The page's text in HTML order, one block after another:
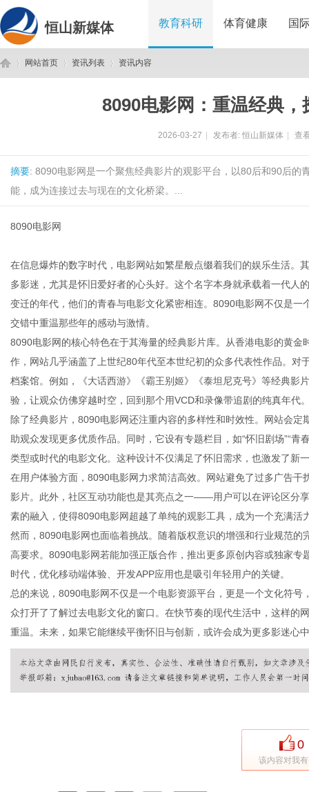
恒山新媒体 教育科研 体育健康 国
网站首页 资讯列表 资讯内容
8090电影网：重温经典
2026-03-27 发布者: 恒山新媒体 查
摘要: 8090电影网是一个聚焦经典影片的观影平台，以80后和90后
能，成为连接过去与现在的文化桥梁。...
8090电影网
在信息爆炸的数字时代，电影网站如繁星般点缀着我们的娱乐生活。
多影迷，尤其是怀旧爱好者的心头好。这个名字本身就承载着一代
变迁的年代，他们的青春与电影文化紧密相连。8090电影网不仅是
交错中重温那些年的感动与激情。
8090电影网的核心特色在于其海量的经典影片库。从香港电影的黄
作，网站几乎涵盖了上世纪80年代至本世纪初的众多代表性作品。
档案馆。例如，《大话西游》《霸王别姬》《泰坦尼克号》等经典影
验，让观众仿佛穿越时空，回到那个用VCD和录像带追剧的纯真年代
除了经典影片，8090电影网还注重内容的多样性和时效性。网站会
助观众发现更多优质作品。同时，它设有专题栏目，如“怀旧剧场”“
类型或时代的电影文化。这种设计不仅满足了怀旧需求，也激发了新
在用户体验方面，8090电影网力求简洁高效。网站避免了过多广告
影片。此外，社区互动功能也是其亮点之一——用户可以在评论区分
素的融入，使得8090电影网超越了单纯的观影工具，成为一个充满
然而，8090电影网也面临着挑战。随着版权意识的增强和行业规范
高要求。8090电影网若能加强正版合作，推出更多原创内容或独家
时代，优化移动端体验、开发APP应用也是吸引年轻用户的关键。
总的来说，8090电影网不仅是一个电影资源平台，更是一个文化符
众打开了了解过去电影文化的窗口。在快节奏的现代生活中，这样的
重温。未来，如果它能继续平衡怀旧与创新，或许会成为更多影迷心
0
该内容对我